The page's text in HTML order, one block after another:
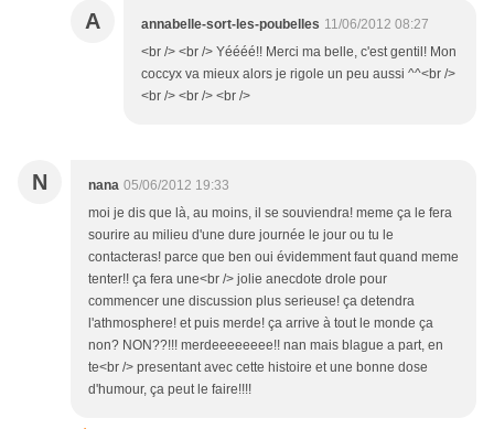
A annabelle-sort-les-poubelles 11/06/2012 08:27
<br /> <br /> Yéééé!! Merci ma belle, c'est gentil! Mon
coccyx va mieux alors je rigole un peu aussi ^^<br />
<br /> <br /> <br />
N nana 05/06/2012 19:33
moi je dis que là, au moins, il se souviendra! meme ça le fera
sourire au milieu d'une dure journée le jour ou tu le
contacteras! parce que ben oui évidemment faut quand meme
tenter!! ça fera une<br /> jolie anecdote drole pour
commencer une discussion plus serieuse! ça detendra
l'athmosphere! et puis merde! ça arrive à tout le monde ça
non? NON??!!! merdeeeeeeee!! nan mais blague a part, en
te<br /> presentant avec cette histoire et une bonne dose
d'humour, ça peut le faire!!!!